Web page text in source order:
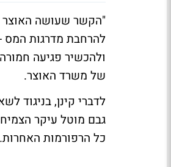
"הקשר שעושה האוצר
להרחבת מדרגות המס
של משרד האוצר.
גבם מוטל עיקר
כל הרפורמות האחרות.